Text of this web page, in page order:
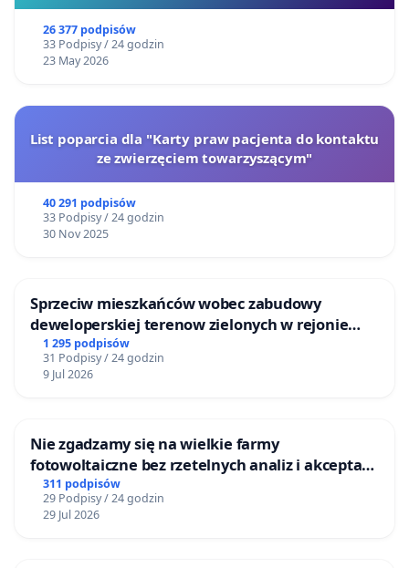
26 377 podpisów
33 Podpisy / 24 godzin
23 May 2026
List poparcia dla "Karty praw pacjenta do kontaktu
ze zwierzęciem towarzyszącym"
40 291 podpisów
33 Podpisy / 24 godzin
30 Nov 2025
Sprzeciw mieszkańców wobec zabudowy
deweloperskiej terenow zielonych w rejonie
Bulwarów Straceńskich w Bielsku-Białej
1 295 podpisów
31 Podpisy / 24 godzin
9 Jul 2026
Nie zgadzamy się na wielkie farmy
fotowoltaiczne bez rzetelnych analiz i akceptacji
mieszkańców
311 podpisów
29 Podpisy / 24 godzin
29 Jul 2026